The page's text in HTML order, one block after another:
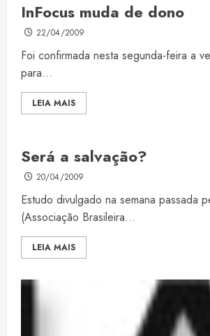
InFocus muda de dono
22/04/2009
Foi confirmada nesta segunda-feira a
para...
LEIA MAIS
Será a salvação?
20/04/2009
Estudo divulgado na semana passada
(Associação Brasileira...
LEIA MAIS